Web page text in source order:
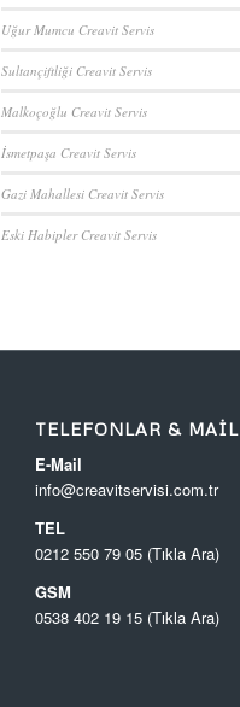
Uğur Mumcu Creavit Servis
Sultançiftliği Creavit Servis
Malkoçoğlu Creavit Servis
İsmetpaşa Creavit Servis
Gazi Mahallesi Creavit Servis
Eski Habipler Creavit Servis
TELEFONLAR & MAIL
E-Mail
info@creavitservisi.com.tr
TEL
0212 550 79 05 (Tıkla Ara)
GSM
0538 402 19 15 (Tıkla Ara)